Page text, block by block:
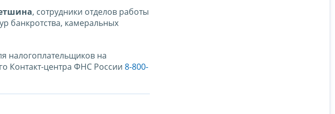
, сотрудники отделов работы
банкротства, камеральных
налогоплательщиков на
Контакт-центра ФНС России 8-800-